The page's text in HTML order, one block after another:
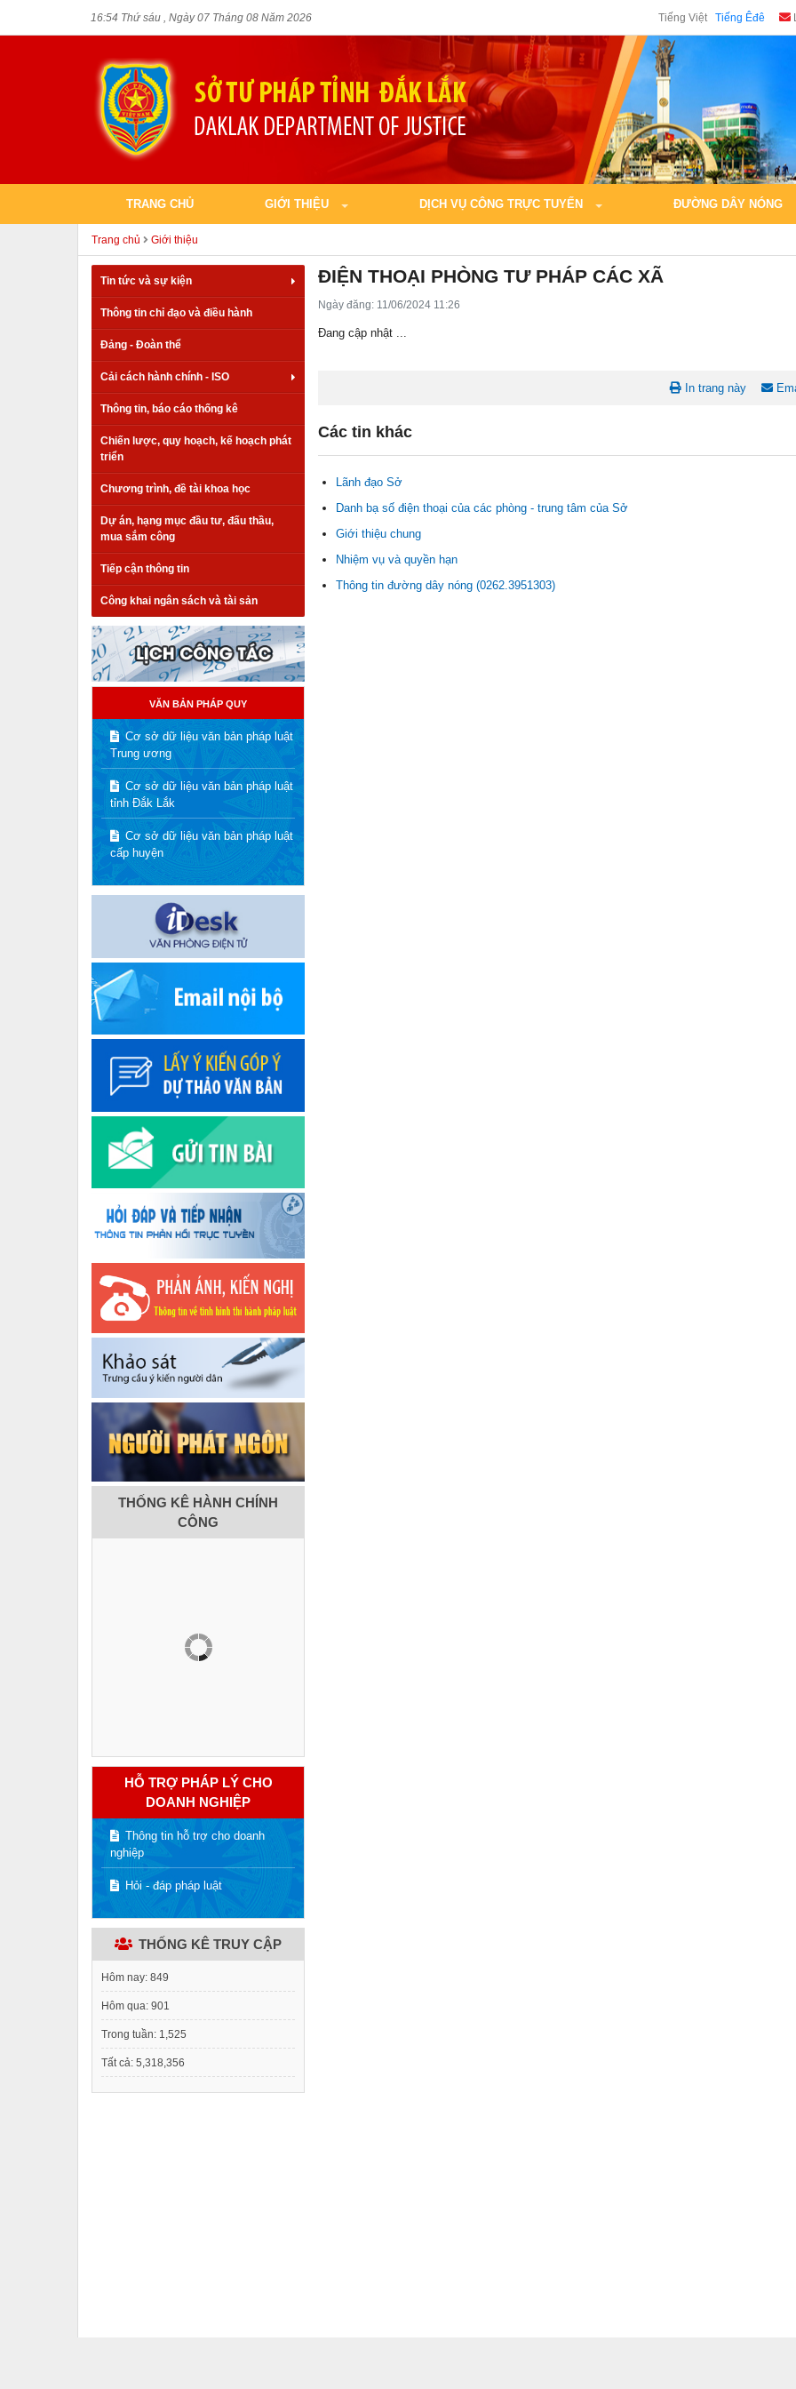
16:54 Thứ sáu , Ngày 07 Tháng 08 Năm 2026 Tiếng Việt Tiếng Êđê
TRANG CHỦ GIỚI THIỆU DỊCH VỤ CÔNG TRỰC TUYẾN ĐƯỜNG DÂY NÓNG
Trang chủ Giới thiệu
Tin tức và sự kiện
Thông tin chỉ đạo và điều hành
Đảng - Đoàn thể
Cải cách hành chính - ISO
Thông tin, báo cáo thống kê
Chiến lược, quy hoạch, kế hoạch phát
triển
Chương trình, đề tài khoa học
Dự án, hạng mục đầu tư, đấu thầu,
mua sắm công
Tiếp cận thông tin
Công khai ngân sách và tài sản
VĂN BẢN PHÁP QUY
Cơ sở dữ liệu văn bản pháp luật
Trung ương
Cơ sở dữ liệu văn bản pháp luật
tỉnh Đắk Lắk
Cơ sở dữ liệu văn bản pháp luật
cấp huyện
THỐNG KÊ HÀNH CHÍNH
CÔNG
HỖ TRỢ PHÁP LÝ CHO
DOANH NGHIỆP
Thông tin hỗ trợ cho doanh
nghiệp
Hỏi - đáp pháp luật
THỐNG KÊ TRUY CẬP
Hôm nay: 849
Hôm qua: 901
Trong tuần: 1,525
Tất cả: 5,318,356
ĐIỆN THOẠI PHÒNG TƯ PHÁP CÁC XÃ
Ngày đăng: 11/06/2024 11:26
Đang cập nhật ...
In trang này
Các tin khác
Lãnh đạo Sở
Danh bạ số điện thoại của các phòng - trung tâm của Sở
Giới thiệu chung
Nhiệm vụ và quyền hạn
Thông tin đường dây nóng (0262.3951303)